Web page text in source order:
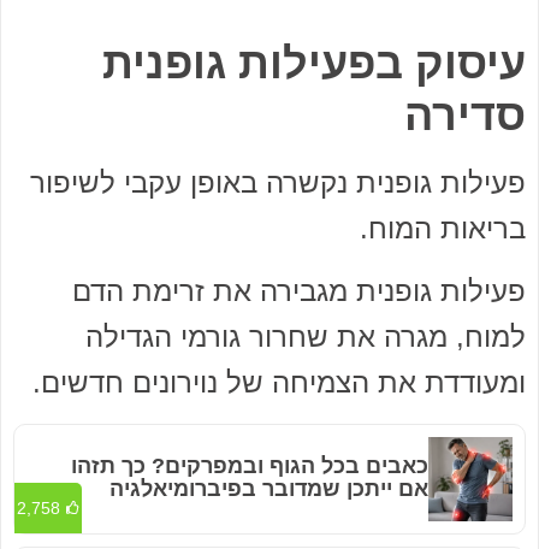
עיסוק בפעילות גופנית
סדירה
פעילות גופנית נקשרה באופן עקבי לשיפור
בריאות המוח.
פעילות גופנית מגבירה את זרימת הדם
למוח, מגרה את שחרור גורמי הגדילה
ומעודדת את הצמיחה של נוירונים חדשים.
כאבים בכל הגוף ובמפרקים? כך תזהו
אם ייתכן שמדובר בפיברומיאלגיה
2,758